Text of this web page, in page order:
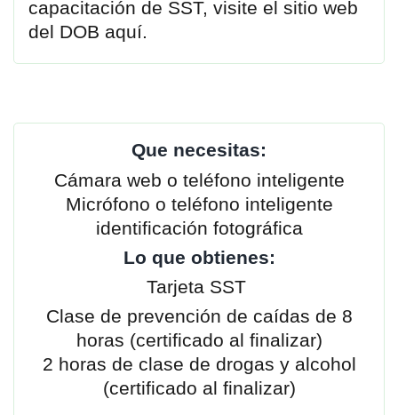
capacitación de SST, visite el sitio web
del DOB aquí.
Que necesitas:
Cámara web o teléfono inteligente
Micrófono o teléfono inteligente
identificación fotográfica
Lo que obtienes:
Tarjeta SST
Clase de prevención de caídas de 8
horas (certificado al finalizar)
2 horas de clase de drogas y alcohol
(certificado al finalizar)